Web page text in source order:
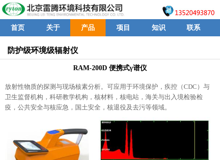
首页 关于 产品 项目 知识 联系
防护级环境级辐射仪
RAM-200D 便携式γ谱仪
放射性物质的探测与现场核素分析。可应用于环境保护，疾控（CDC）与
卫生监督机构，科研教学机构，核材料，核电站，海关与出入境检验检
疫，公共安全与核应急，国土安全，核退役及去污等领域。